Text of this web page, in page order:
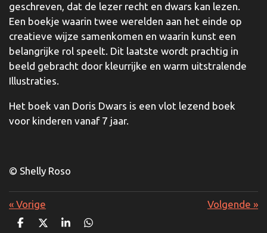
geschreven, dat de lezer recht en dwars kan lezen.
Een boekje waarin twee werelden aan het einde op
creatieve wijze samenkomen en waarin kunst een
belangrijke rol speelt. Dit laatste wordt prachtig in
beeld gebracht door kleurrijke en warm uitstralende
Illustraties.
Het boek van Doris Dwars is een vlot lezend boek
voor kinderen vanaf 7 jaar.
© Shelly Roso
« Vorige Volgende »
D
D
S
D